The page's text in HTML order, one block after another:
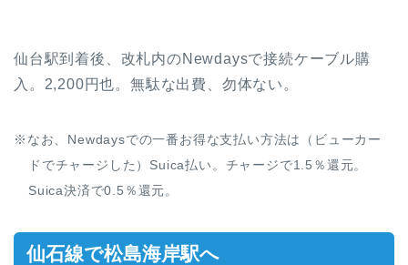
仙台駅到着後、改札内のNewdaysで接続ケーブル購
入。2,200円也。無駄な出費、勿体ない。
※なお、Newdaysでの一番お得な支払い方法は（ビューカー
ドでチャージした）Suica払い。チャージで1.5％還元。
Suica決済で0.5％還元。
仙石線で松島海岸駅へ